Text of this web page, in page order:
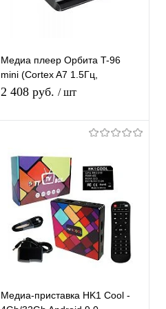
Медиа плеер Орбита T-96
mini (Cortex A7 1.5Гц,
Android7,1, 1Гб, Flash 8ГБ, Wi-
2 408 руб. / шт
Купить в 1
клик
К
сравнению
В избранное
Недоступно
Медиа-приставка HK1 Cool -